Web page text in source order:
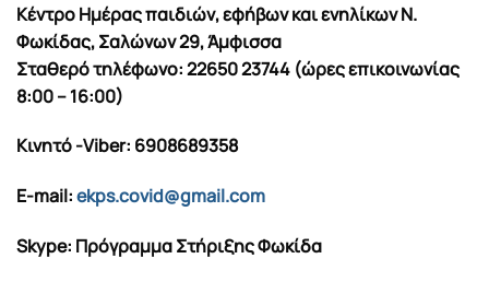
Κέντρο Ημέρας παιδιών, εφήβων και ενηλίκων Ν.
Φωκίδας, Σαλώνων 29, Άμφισσα
Σταθερό τηλέφωνο: 22650 23744 (ώρες επικοινωνίας
8:00 – 16:00)
Kινητό -Viber: 6908689358
Ε-mail:ekps.covid@gmail.com
Skype: Πρόγραμμα Στήριξης Φωκίδα